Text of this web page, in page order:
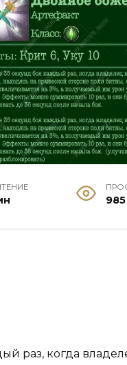
985
раз, когда